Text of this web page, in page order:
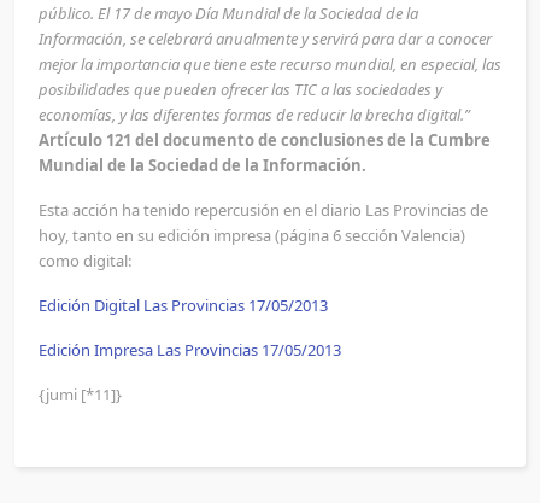
público. El 17 de mayo Día Mundial de la Sociedad de la
Información, se celebrará anualmente y servirá para dar a conocer
mejor la importancia que tiene este recurso mundial, en especial, las
posibilidades que pueden ofrecer las TIC a las sociedades y
economías, y las diferentes formas de reducir la brecha digital.”
Artículo 121 del documento de conclusiones de la Cumbre
Mundial de la Sociedad de la Información.
Esta acción ha tenido repercusión en el diario Las Provincias de
hoy, tanto en su edición impresa (página 6 sección Valencia)
como digital:
Edición Digital Las Provincias 17/05/2013
Edición Impresa Las Provincias 17/05/2013
{jumi [*11]}